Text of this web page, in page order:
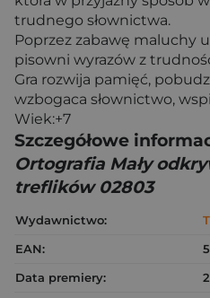
trudnego słownictwa.
Poprzez zabawę maluchy
pisowni wyrazów z
Gra rozwija pamięć,
wzbogaca słownictwo,
Wiek:+7
Szczegółowe
Ortografia Mały
treflików 02803
Wydawnictwo:
EAN:
Data premiery: